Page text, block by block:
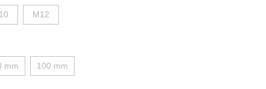
M12
mm 100 mm